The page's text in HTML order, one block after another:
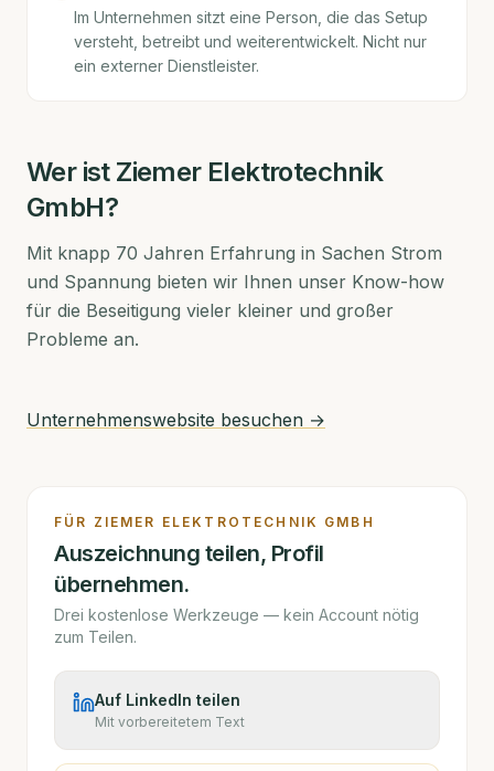
Im Unternehmen sitzt eine Person, die das Setup
versteht, betreibt und weiterentwickelt. Nicht nur
ein externer Dienstleister.
Wer ist Ziemer Elektrotechnik
GmbH?
Mit knapp 70 Jahren Erfahrung in Sachen Strom
und Spannung bieten wir Ihnen unser Know-how
für die Beseitigung vieler kleiner und großer
Probleme an.
Unternehmenswebsite besuchen →
FÜR ZIEMER ELEKTROTECHNIK GMBH
Auszeichnung teilen, Profil
übernehmen.
Drei kostenlose Werkzeuge — kein Account nötig
zum Teilen.
Auf LinkedIn teilen
Mit vorbereitetem Text